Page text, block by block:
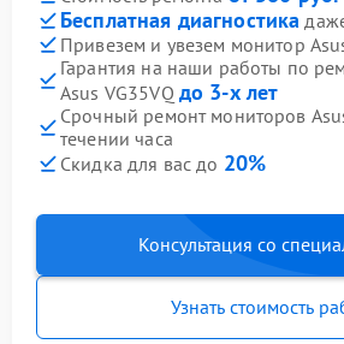
Бесплатная диагностика
Привезем и увезем монитор
Гарантия на наши работы по
Asus VG35VQ до 3-х лет
Срочный ремонт мониторов
течении часа
Скидка для вас до 20%
Консультация со
Узнать стоимость